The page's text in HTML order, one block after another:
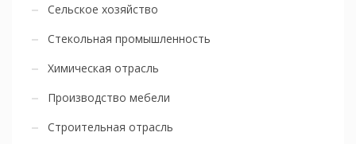
Сельское хозяйство
Стекольная промышленность
Химическая отрасль
Производство мебели
Строительная отрасль